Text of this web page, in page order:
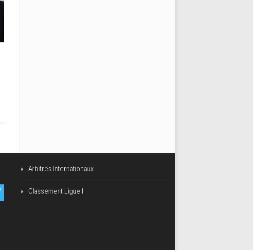
Arbitres Internationaux
Classement Ligue I